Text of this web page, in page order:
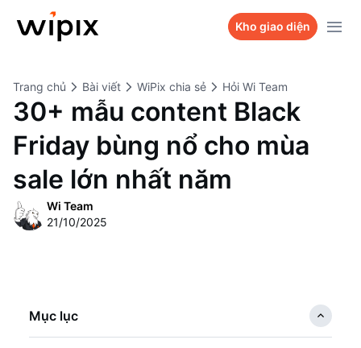
Kho giao diện
Sản phẩm
WiPix Landing page
WiPix Survey
WiPix Bio link
Bảng giá
Hỏi Wi Team
Liên hệ
Trang chủ Bài viết WiPix chia sẻ Hỏi Wi Team
30+ mẫu content Black
Friday bùng nổ cho mùa
sale lớn nhất năm
Wi Team
21/10/2025
Mục lục